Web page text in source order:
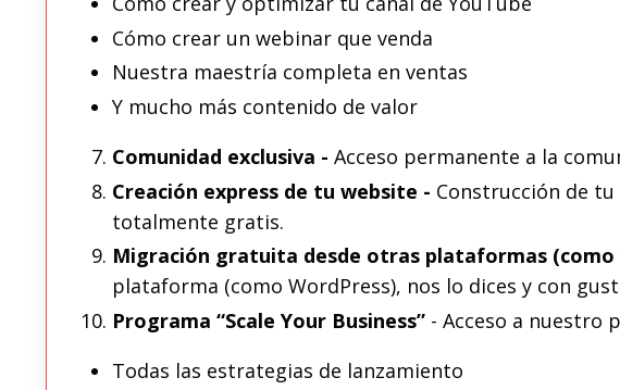
Cómo crear un webinar que venda
Nuestra maestría completa en ventas
Y mucho más contenido de valor
Comunidad exclusiva - Acceso permanente a la
Creación express de tu website - Construcción de
totalmente gratis.
Migración gratuita desde otras plataformas (como
plataforma (como WordPress), nos lo dices y con
Programa “Scale Your Business” - Acceso a nuestro
Todas las estrategias de lanzamiento